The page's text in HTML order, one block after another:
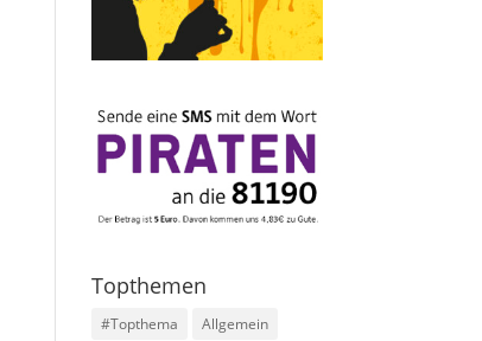
Topthemen
#Topthema
Allgemein